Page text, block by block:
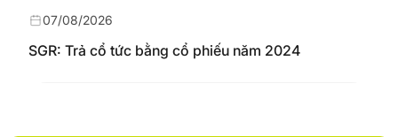
SGR: Trả cổ tức bằng cổ phiếu năm 2024
07/08/2026